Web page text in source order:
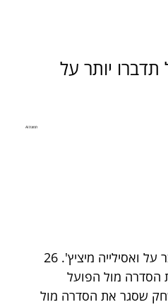
הסדרה מול הפועל
במשחק שסגר את הסדרה מול
תמונת AI
יותר על